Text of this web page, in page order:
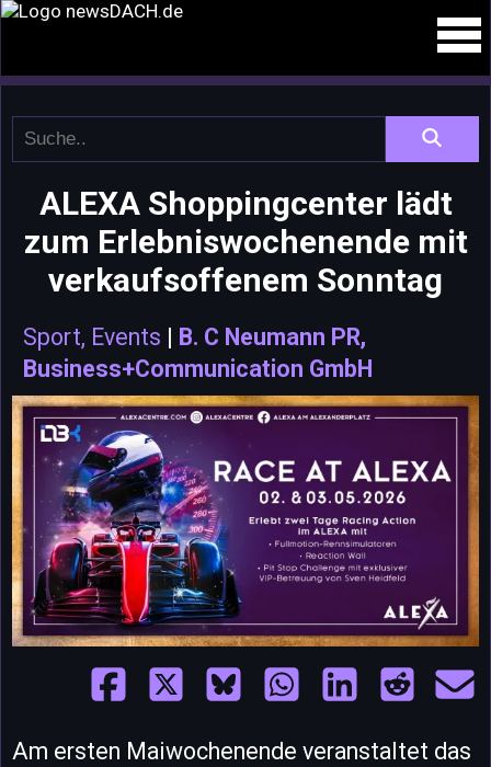
ALEXA Shoppingcenter lädt
zum Erlebniswochenende mit
verkaufsoffenem Sonntag
Sport, Events | B. C Neumann PR,
Business+Communication GmbH
Am ersten Maiwochenende veranstaltet das